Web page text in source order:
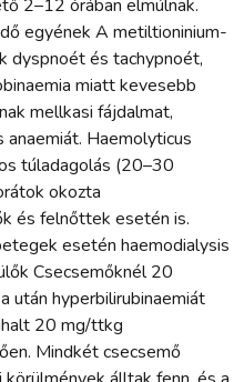
2–12 órában elmúlnak.
egyének A metiltioninium-
dyspnoét és tachypnoét,
miatt kevesebb
mellkasi fájdalmat,
Haemolyticus
túladagolás (20–30
okozta
és felnőttek esetén is.
esetén haemodialysis
Csecsemőknél 20
után hyperbilirubinaemiát
20 mg/ttkg
Mindkét csecsemő